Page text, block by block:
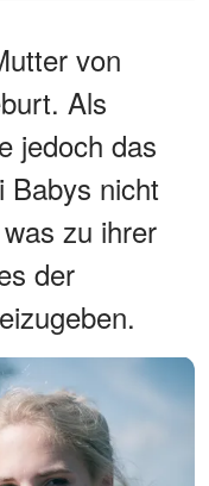
von
Als
jedoch das
Babys nicht
zu ihrer
der